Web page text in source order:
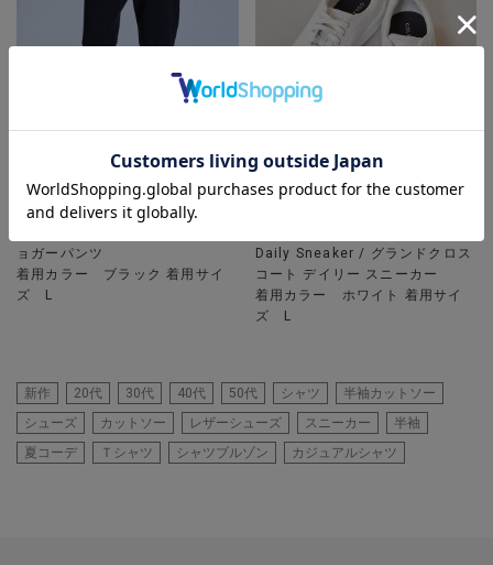
UNION STATION
ョガーパンツ
着用カラー ブラック 着用サイ
ズ L
Daily Sneaker / グランドクロス
コート デイリー スニーカー
着用カラー ホワイト 着用サイ
ズ L
新作 20代 30代 40代 50代 シャツ
半袖カットソー
シューズ
カットソー レザーシューズ スニーカー
半袖
夏コーデ
Ｔシャツ シャツブルゾン カジュアルシャツ